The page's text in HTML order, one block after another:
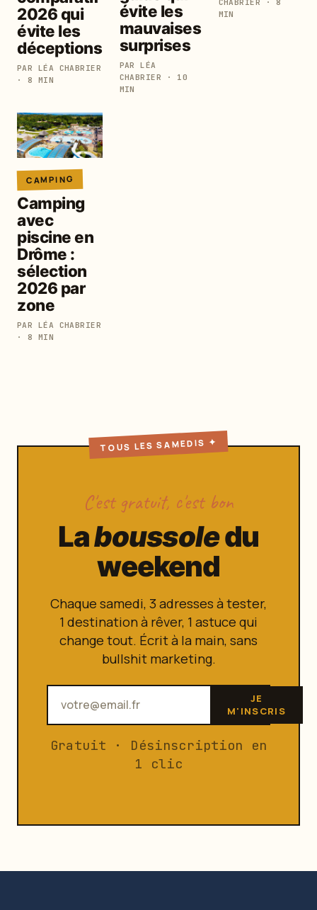
2026 qui
évite les
déceptions
PAR LÉA CHABRIER
· 8 MIN
évite les
mauvaises
surprises
PAR LÉA
CHABRIER · 10
MIN
CHABRIER · 8
MIN
CAMPING
Camping
avec
piscine en
Drôme :
sélection
2026 par
zone
PAR LÉA CHABRIER
· 8 MIN
TOUS LES SAMEDIS ✦
C'est gratuit, c'est bon
Laboussoledu
weekend
Chaque samedi, 3 adresses à tester,
1 destination à rêver, 1 astuce qui
change tout. Écrit à la main, sans
bullshit marketing.
JE
M'INSCRIS
Gratuit · Désinscription en
1 clic